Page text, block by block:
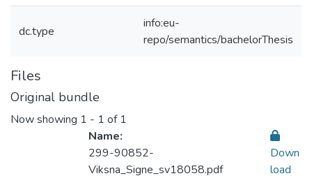
dc.type
info:eu-
repo/semantics/bachelorThesis
Files
Original bundle
Now showing 1 - 1 of 1
Name:
299-90852-
Viksna_Signe_sv18058.pdf
Down
load